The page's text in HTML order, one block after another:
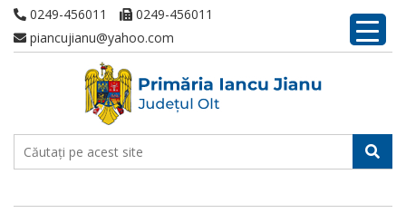
0249-456011
0249-456011
piancujianu@yahoo.com